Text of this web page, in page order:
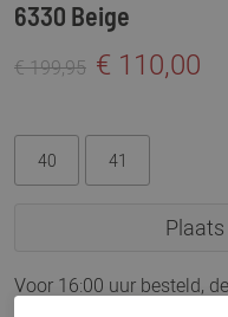
6330 Beige
€ 199,95 € 110,00
40 41
Voor 16:00 uur besteld,